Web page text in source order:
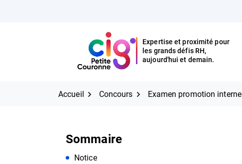
CIG Petite Couronne
Expertise et proximité pour
les grands défis RH,
aujourd'hui et demain.
CIG Petite Couronne
Expertise et proximité pour
les grands défis RH,
aujourd'hui et demain.
Accueil Concours Examen promotion interne
Sommaire
Notice